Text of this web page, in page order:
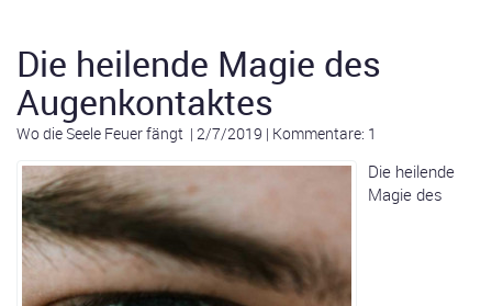
Die heilende Magie des
Augenkontaktes
Wo die Seele Feuer fängt | 2/7/2019 | Kommentare: 1
Die heilende
Magie des